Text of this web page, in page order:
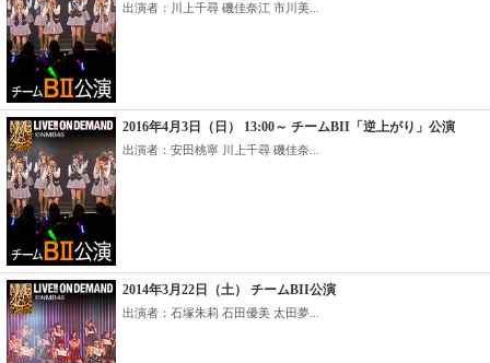
出演者：川上千尋 磯佳奈江 市川美...
2016年4月3日（日） 13:00～ チームBII「逆上がり」公演
出演者：安田桃寧 川上千尋 磯佳奈...
2014年3月22日（土） チームBII公演
出演者：石塚朱莉 石田優美 太田夢...